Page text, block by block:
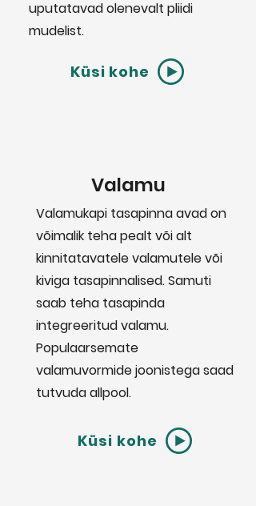
uputatavad olenevalt pliidi
mudelist.
Küsi kohe
Valamu
Valamukapi tasapinna avad on
võimalik teha pealt või alt
kinnitatavatele valamutele või
kiviga tasapinnalised. Samuti
saab teha tasapinda
integreeritud valamu.
Populaarsemate
valamuvormide joonistega saad
tutvuda allpool.
Küsi kohe